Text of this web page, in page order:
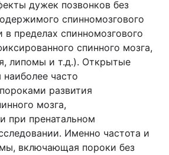
дужек позвонков без
спинномозгового
в пределах спинномозгового
спинного мозга,
липомы и т.д.). Открытые
часто
развития
мозга,
при пренатальном
Именно частота и
включающая пороки без